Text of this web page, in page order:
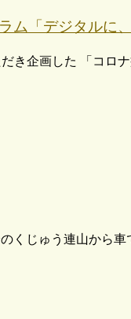
ム「デジタルに
き企画した 「コロ
くじゅう連山から